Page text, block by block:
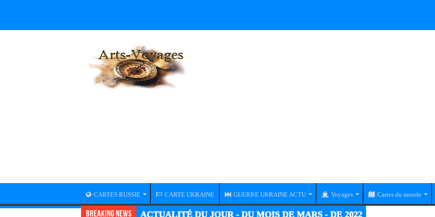
CARTES RUSSIE CARTE UKRAINE GUERRE UKRAINE ACTU Voyages Cartes du monde
Breaking News ACTUALITÉ GUERRE UKRAINE-RUSSIE